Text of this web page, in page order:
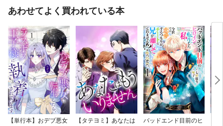
あわせてよく買われている本
【単行本】おデブ悪女
【タテヨミ】あなたは
バッドエンド目前のヒ